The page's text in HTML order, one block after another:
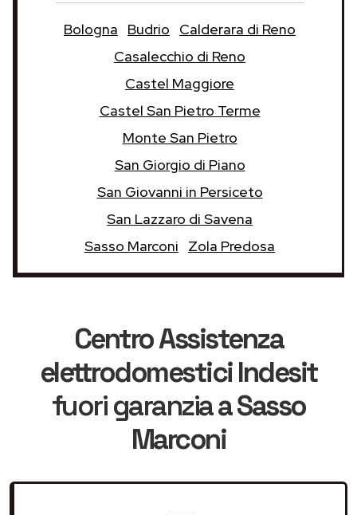
Bologna Budrio
Calderara di Reno
Casalecchio di Reno
Castel Maggiore
Castel San Pietro Terme
Monte San Pietro
San Giorgio di Piano
San Giovanni in Persiceto
San Lazzaro di Savena
Sasso Marconi
Zola Predosa
Centro Assistenza
elettrodomestici Indesit
fuori garanziaa Sasso
Marconi